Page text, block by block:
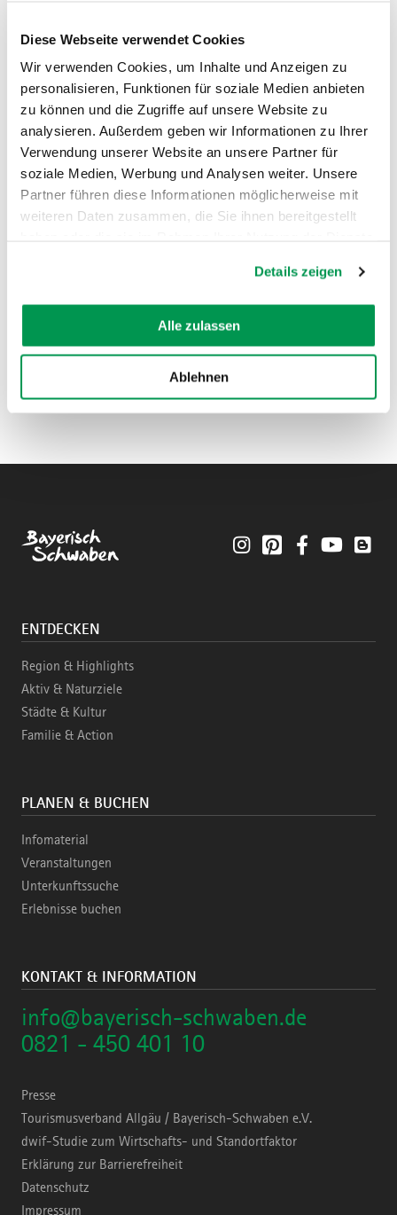
Diese Webseite verwendet Cookies
Wir verwenden Cookies, um Inhalte und Anzeigen zu
personalisieren, Funktionen für soziale Medien anbieten
zu können und die Zugriffe auf unsere Website zu
analysieren. Außerdem geben wir Informationen zu Ihrer
Verwendung unserer Website an unsere Partner für
soziale Medien, Werbung und Analysen weiter. Unsere
Partner führen diese Informationen möglicherweise mit
weiteren Daten zusammen, die Sie ihnen bereitgestellt
Details zeigen
Alle zulassen
Ablehnen
AUF DER KARTE ANZEIGEN
InstagramPinterestFacebookYouTube
ENTDECKEN
Region & Highlights
Aktiv & Naturziele
Städte & Kultur
Familie & Action
PLANEN & BUCHEN
Infomaterial
Veranstaltungen
Unterkunftssuche
Erlebnisse buchen
KONTAKT & INFORMATION
info@bayerisch-schwaben.de
0821 - 450 401 10
Presse
Tourismusverband Allgäu / Bayerisch-Schwaben e.V.
dwif-Studie zum Wirtschafts- und Standortfaktor
Erklärung zur Barrierefreiheit
Datenschutz
Impressum